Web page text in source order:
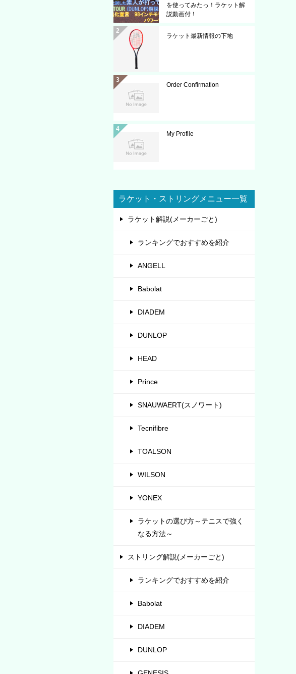
を使ってみたっ！ラケット解
説動画付！
ラケット最新情報の下地
Order Confirmation
My Profile
ラケット・ストリングメニュー一覧
ラケット解説(メーカーごと)
ランキングでおすすめを紹介
ANGELL
Babolat
DIADEM
DUNLOP
HEAD
Prince
SNAUWAERT(スノワート)
Tecnifibre
TOALSON
WILSON
YONEX
ラケットの選び方～テニスで強く
なる方法～
ストリング解説(メーカーごと)
ランキングでおすすめを紹介
Babolat
DIADEM
DUNLOP